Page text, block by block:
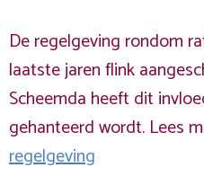
De regelgeving rondom
laatste jaren flink
Scheemda heeft dit
gehanteerd wordt. Lees
regelgeving